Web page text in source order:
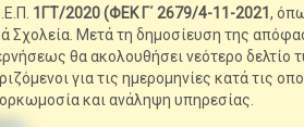
1ΓΤ/2020 (ΦΕΚ Γ΄ 2679/4-11-2021 ,
Σχολεία. Μετά τη δημοσίευση της
θα ακολουθήσει νεότερο δελτίο
για τις ημερομηνίες κατά τις
και ανάληψη υπηρεσίας.